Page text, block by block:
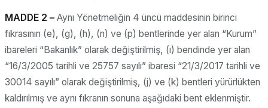
MADDE 2 – Aynı Yönetmeliğin 4 üncü maddesinin birinci
fıkrasının (e), (g), (h), (n) ve (p) bentlerinde yer alan “Kurum”
ibareleri “Bakanlık” olarak değiştirilmiş, (ı) bendinde yer alan
“16/3/2005 tarihli ve 25757 sayılı” ibaresi “21/3/2017 tarihli ve
30014 sayılı” olarak değiştirilmiş, (j) ve (k) bentleri yürürlükten
kaldırılmış ve aynı fıkranın sonuna aşağıdaki bent eklenmiştir.